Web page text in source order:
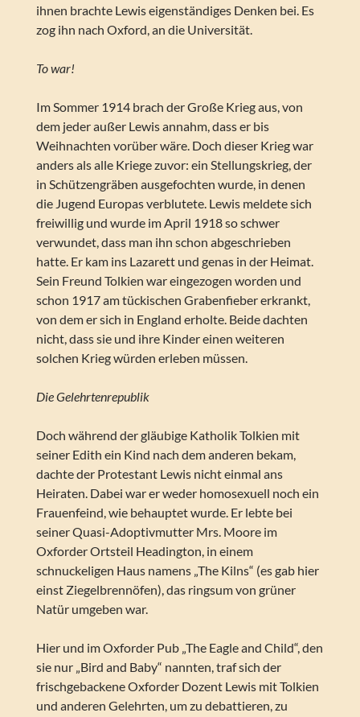
ihnen brachte Lewis eigenständiges Denken bei. Es
zog ihn nach Oxford, an die Universität.
To war!
Im Sommer 1914 brach der Große Krieg aus, von
dem jeder außer Lewis annahm, dass er bis
Weihnachten vorüber wäre. Doch dieser Krieg war
anders als alle Kriege zuvor: ein Stellungskrieg, der
in Schützengräben ausgefochten wurde, in denen
die Jugend Europas verblutete. Lewis meldete sich
freiwillig und wurde im April 1918 so schwer
verwundet, dass man ihn schon abgeschrieben
hatte. Er kam ins Lazarett und genas in der Heimat.
Sein Freund Tolkien war eingezogen worden und
schon 1917 am tückischen Grabenfieber erkrankt,
von dem er sich in England erholte. Beide dachten
nicht, dass sie und ihre Kinder einen weiteren
solchen Krieg würden erleben müssen.
Die Gelehrtenrepublik
Doch während der gläubige Katholik Tolkien mit
seiner Edith ein Kind nach dem anderen bekam,
dachte der Protestant Lewis nicht einmal ans
Heiraten. Dabei war er weder homosexuell noch ein
Frauenfeind, wie behauptet wurde. Er lebte bei
seiner Quasi-Adoptivmutter Mrs. Moore im
Oxforder Ortsteil Headington, in einem
schnuckeligen Haus namens „The Kilns“ (es gab hier
einst Ziegelbrennöfen), das ringsum von grüner
Natür umgeben war.
Hier und im Oxforder Pub „The Eagle and Child“, den
sie nur „Bird and Baby“ nannten, traf sich der
frischgebackene Oxforder Dozent Lewis mit Tolkien
und anderen Gelehrten, um zu debattieren, zu